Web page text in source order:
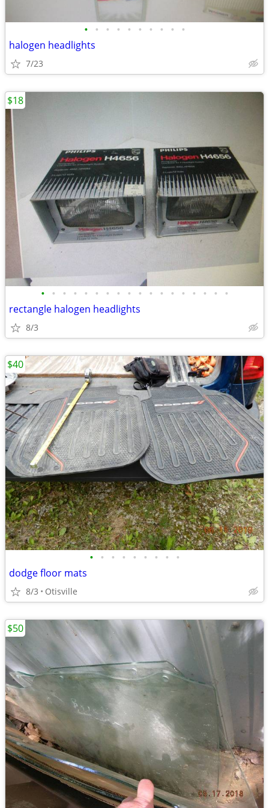
• • • • • • • • • •
halogen headlights
7/23
• • • • • • • • • • • • • • • • • •
rectangle halogen headlights
8/3
$18
• • • • • • • • •
dodge floor mats
8/3 Otisville
$40
$50